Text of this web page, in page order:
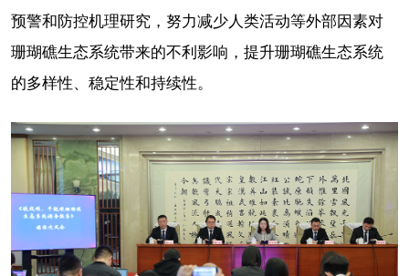
预警和防控机理研究，努力减少人类活动等外部因素对
珊瑚礁生态系统带来的不利影响，提升珊瑚礁生态系统
的多样性、稳定性和持续性。